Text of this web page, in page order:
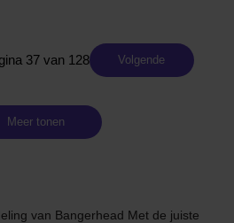
37 van 128 Volgende
Meer tonen
van Bangerhead Met de juiste